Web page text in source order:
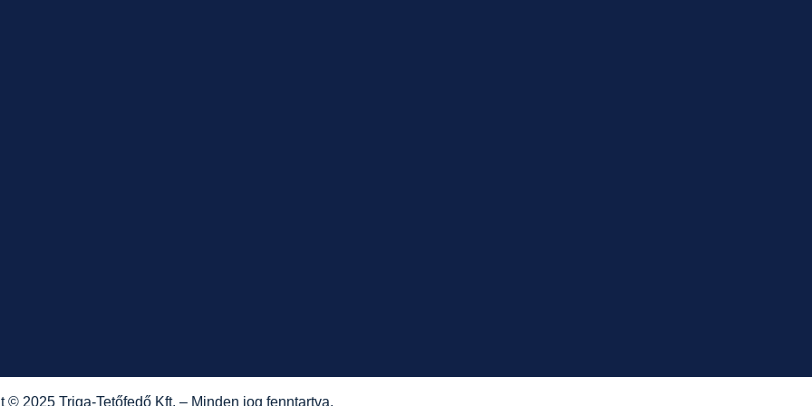
© 2025 Triga-Tetőfedő Kft. – Minden jog fenntartva.